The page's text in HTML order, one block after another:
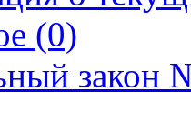
(0)
закон